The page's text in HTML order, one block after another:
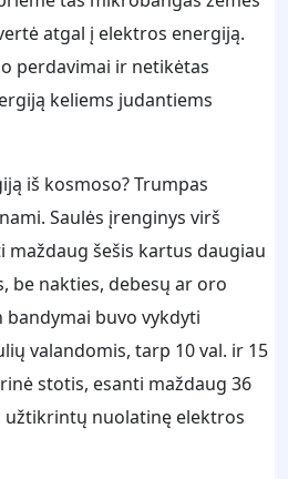
atgal į elektros energiją.
perdavimai ir netikėtas
keliems judantiems
iš kosmoso? Trumpas
Saulės įrenginys virš
šešis kartus daugiau
be nakties, debesų ar oro
buvo vykdyti
valandomis, tarp 10 val. ir 15
stotis, esanti maždaug 36
nuolatinę elektros